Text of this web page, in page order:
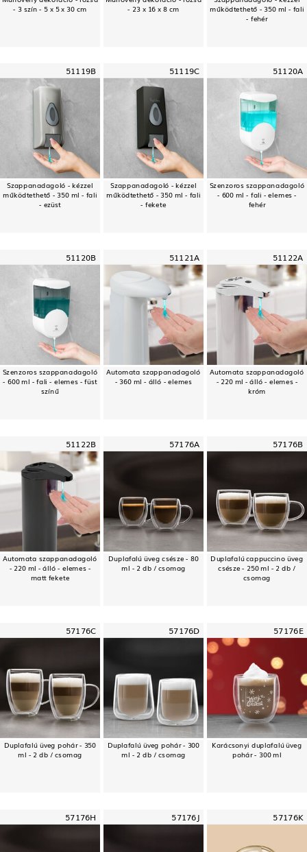
- 3 szín - 5 x 5 x 30 cm
- 23 x 16 x 8 cm
működtethető - 350 ml - fali
- fehér
51119B
Szappanadagoló - kézzel
működtethető - 350 ml - fali
- ezüst
51119C
Szappanadagoló - kézzel
működtethető - 350 ml - fali
- fekete
51120A
Szenzoros szappanadagoló
- 600 ml - fali - elemes -
fehér
51120B
Szenzoros szappanadagoló
- 600 ml - fali - elemes - füst
színű
51121A
Automata szappanadagoló
- 360 ml - álló - elemes
51122A
Automata szappanadagoló
- 220 ml - álló - elemes -
króm
51122B
Automata szappanadagoló
- 220 ml - álló - elemes -
matt fekete
57176A
Duplafalú üveg csésze - 80
ml - 2 db / csomag
57176B
Duplafalú cappuccino üveg
csésze - 250 ml - 2 db /
csomag
57176C
Duplafalú üveg pohár - 350
ml - 2 db / csomag
57176D
Duplafalú üveg pohár - 300
ml - 2 db / csomag
57176E
Karácsonyi duplafalú üveg
pohár - 300 ml
57176H 57176J 57176K